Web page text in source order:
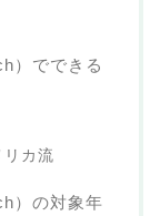
）でできる
リカ流
）の対象年